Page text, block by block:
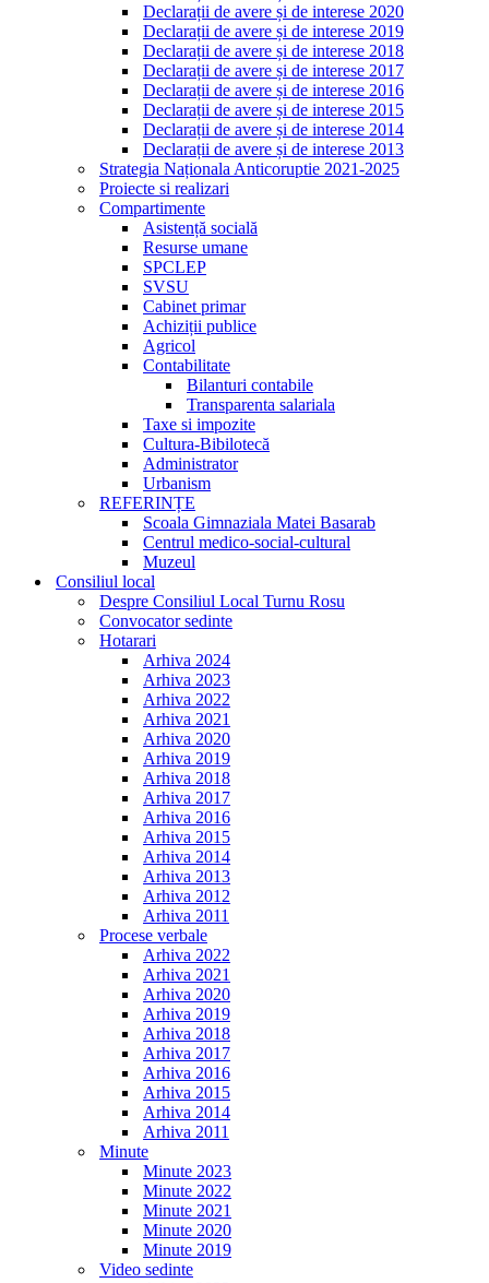
Declarații de avere și de interese 2020
Declarații de avere și de interese 2019
Declarații de avere și de interese 2018
Declarații de avere și de interese 2017
Declarații de avere și de interese 2016
Declarații de avere și de interese 2015
Declarații de avere și de interese 2014
Declarații de avere și de interese 2013
Strategia Naționala Anticoruptie 2021-2025
Proiecte si realizari
Compartimente
Asistență socială
Resurse umane
SPCLEP
SVSU
Cabinet primar
Achiziții publice
Agricol
Contabilitate
Bilanturi contabile
Transparenta salariala
Taxe si impozite
Cultura-Bibilotecă
Administrator
Urbanism
REFERINȚE
Scoala Gimnaziala Matei Basarab
Centrul medico-social-cultural
Muzeul
Consiliul local
Despre Consiliul Local Turnu Rosu
Convocator sedinte
Hotarari
Arhiva 2024
Arhiva 2023
Arhiva 2022
Arhiva 2021
Arhiva 2020
Arhiva 2019
Arhiva 2018
Arhiva 2017
Arhiva 2016
Arhiva 2015
Arhiva 2014
Arhiva 2013
Arhiva 2012
Arhiva 2011
Procese verbale
Arhiva 2022
Arhiva 2021
Arhiva 2020
Arhiva 2019
Arhiva 2018
Arhiva 2017
Arhiva 2016
Arhiva 2015
Arhiva 2014
Arhiva 2011
Minute
Minute 2023
Minute 2022
Minute 2021
Minute 2020
Minute 2019
Video sedinte